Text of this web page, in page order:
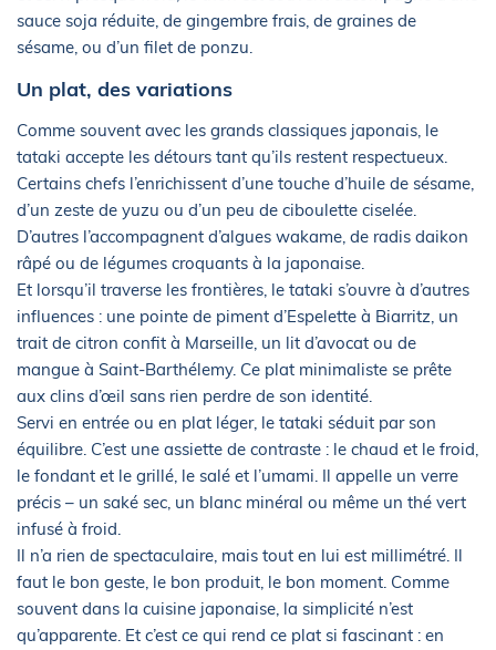
sauce soja réduite, de gingembre frais, de graines de
sésame, ou d’un filet de ponzu.
Un plat, des variations
Comme souvent avec les grands classiques japonais, le
tataki accepte les détours tant qu’ils restent respectueux.
Certains chefs l’enrichissent d’une touche d’huile de sésame,
d’un zeste de yuzu ou d’un peu de ciboulette ciselée.
D’autres l’accompagnent d’algues wakame, de radis daikon
râpé ou de légumes croquants à la japonaise.
Et lorsqu’il traverse les frontières, le tataki s’ouvre à d’autres
influences : une pointe de piment d’Espelette à Biarritz, un
trait de citron confit à Marseille, un lit d’avocat ou de
mangue à Saint-Barthélemy. Ce plat minimaliste se prête
aux clins d’œil sans rien perdre de son identité.
Servi en entrée ou en plat léger, le tataki séduit par son
équilibre. C’est une assiette de contraste : le chaud et le froid,
le fondant et le grillé, le salé et l’umami. Il appelle un verre
précis – un saké sec, un blanc minéral ou même un thé vert
infusé à froid.
Il n’a rien de spectaculaire, mais tout en lui est millimétré. Il
faut le bon geste, le bon produit, le bon moment. Comme
souvent dans la cuisine japonaise, la simplicité n’est
qu’apparente. Et c’est ce qui rend ce plat si fascinant : en